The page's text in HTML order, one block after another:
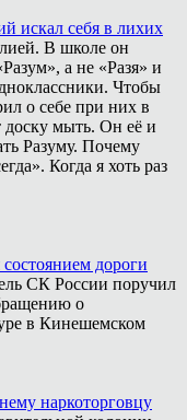
искал себя в лихих
В школе он
а не «Разя» и
Чтобы
о себе при них в
доску мыть. Он её и
Разуму. Почему
Когда я хоть раз
дороги
СК России поручил
о
в Кинешемском
наркоторговцу